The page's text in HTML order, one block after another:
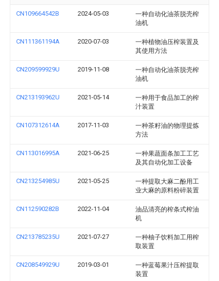
CN109664542B 2024-05-03
一种自动化油茶脱壳榨
油机
CN111361194A 2020-07-03
一种植物油压榨装置及
其使用方法
CN209599929U 2019-11-08
一种自动化油茶脱壳榨
油机
CN213193962U 2021-05-14
一种用于食品加工的榨
汁装置
CN107312614A 2017-11-03
一种茶籽油的物理提炼
方法
CN113016995A 2021-06-25
一种果蔬面条加工工艺
及其自动化加工设备
CN213254985U 2021-05-25
一种提取大麻二酚用工
业大麻的原料粉碎装置
CN112590282B 2022-11-04
油品清亮的榨条式榨油
机
CN213785235U 2021-07-27
一种柚子饮料加工用榨
取装置
CN208549929U 2019-03-01
一种蓝莓果汁压榨提取
装置